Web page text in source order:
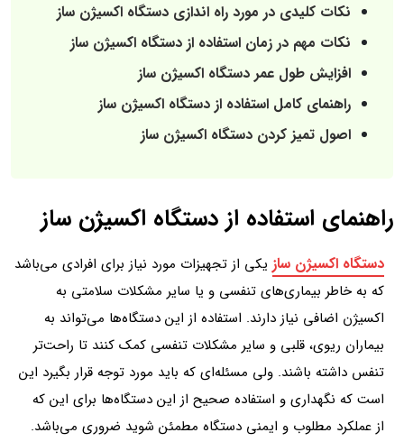
نکات کلیدی در مورد راه اندازی دستگاه اکسیژن ساز
نکات مهم در زمان استفاده از دستگاه اکسیژن ساز
افزایش طول عمر دستگاه اکسیژن ساز
راهنمای کامل استفاده از دستگاه اکسیژن ساز
اصول تمیز کردن دستگاه اکسیژن ساز
راهنمای استفاده از دستگاه اکسیژن ساز
دستگاه اکسیژن ساز یکی از تجهیزات مورد نیاز برای افرادی می‌باشد
که به خاطر بیماری‌‌های تنفسی و یا سایر مشکلات سلامتی به
اکسیژن اضافی نیاز دارند. استفاده از این دستگاه‌ها می‌تواند به
بیماران ریوی، قلبی و سایر مشکلات تنفسی کمک کنند تا راحت‌تر
تنفس داشته باشند. ولی مسئله‌ای که باید مورد توجه قرار بگیرد این
است که نگهداری و استفاده صحیح از این دستگاه‌‌ها برای این که
از عملکرد مطلوب و ایمنی دستگاه مطمئن شوید ضروری می‌باشد.